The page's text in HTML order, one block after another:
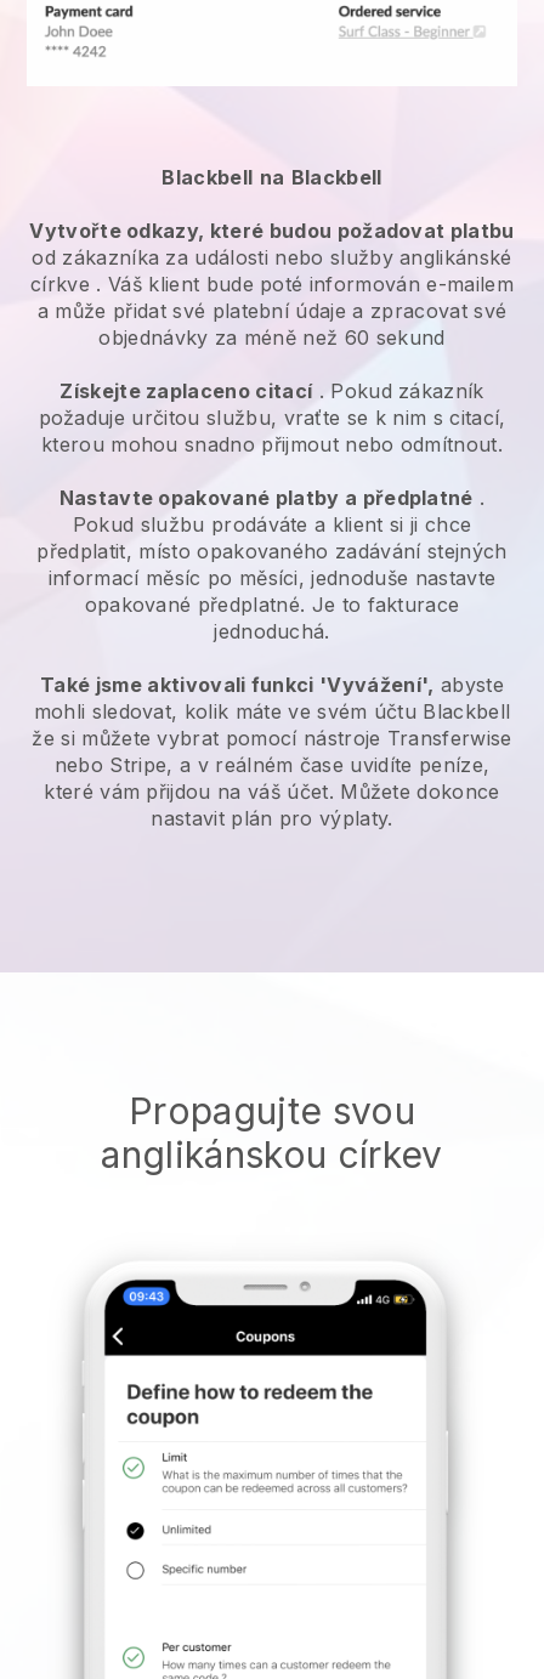
Blackbell na Blackbell
Vytvořte odkazy, které budou požadovat platbu
od zákazníka za události nebo služby anglikánské
církve . Váš klient bude poté informován e-mailem
a může přidat své platební údaje a zpracovat své
objednávky za méně než 60 sekund
Získejte zaplaceno citací. Pokud zákazník
požaduje určitou službu, vraťte se k nim s citací,
kterou mohou snadno přijmout nebo odmítnout.
Nastavte opakované platby a předplatné .
Pokud službu prodáváte a klient si ji chce
předplatit, místo opakovaného zadávání stejných
informací měsíc po měsíci, jednoduše nastavte
opakované předplatné. Je to fakturace
jednoduchá.
Také jsme aktivovali funkci 'Vyvážení', abyste
mohli sledovat, kolik máte ve svém účtu Blackbell
že si můžete vybrat pomocí nástroje Transferwise
nebo Stripe, a v reálném čase uvidíte peníze,
které vám přijdou na váš účet. Můžete dokonce
nastavit plán pro výplaty.
Propagujte svou
anglikánskou církev